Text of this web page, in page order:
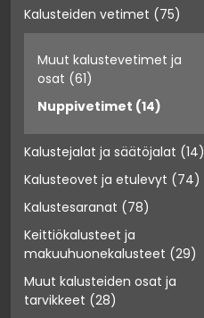
Kalusteiden vetimet (75)
Muut kalustevetimet ja
osat (61)
Nuppivetimet (14)
Kalustejalat ja säätöjalat (14)
Kalusteovet ja etulevyt (74)
Kalustesaranat (78)
Keittiökalusteet ja
makuuhuonekalusteet (29)
Muut kalusteiden osat ja
tarvikkeet (28)